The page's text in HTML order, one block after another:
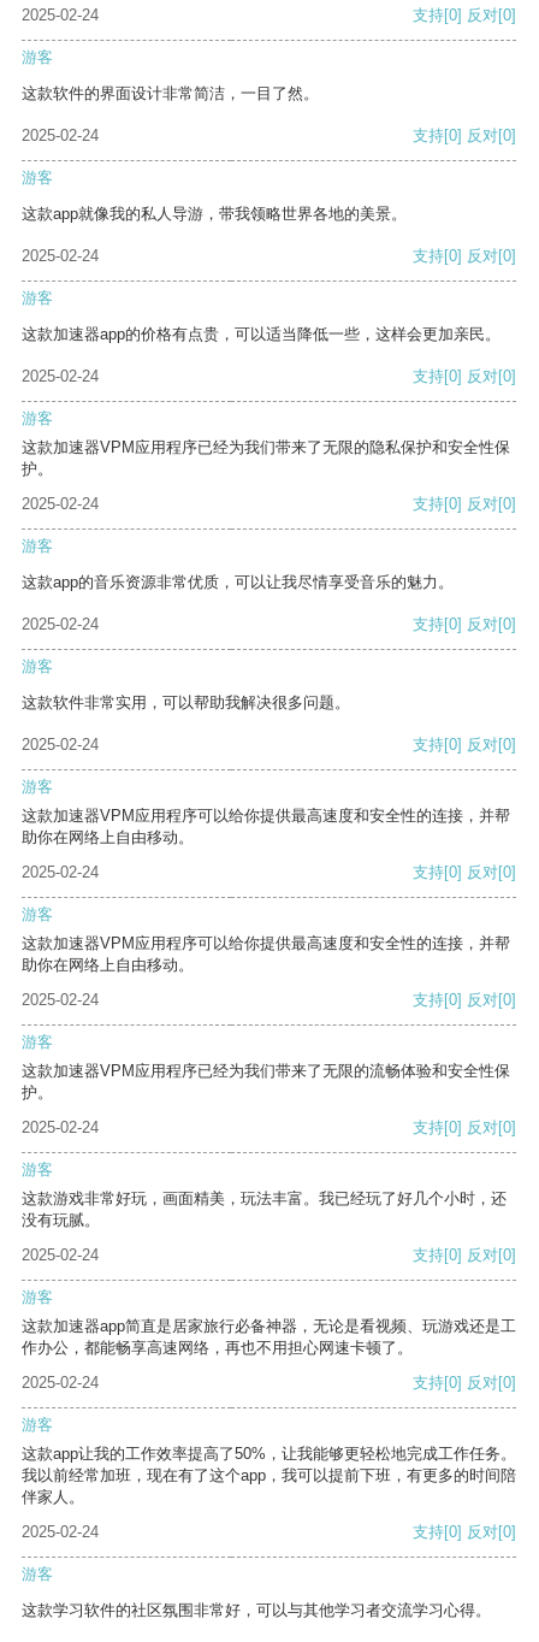
2025-02-24 支持[0] 反对[0]
游客
这款软件的界面设计非常简洁，一目了然。
2025-02-24 支持[0] 反对[0]
游客
这款app就像我的私人导游，带我领略世界各地的美景。
2025-02-24 支持[0] 反对[0]
游客
这款加速器app的价格有点贵，可以适当降低一些，这样会更加亲民。
2025-02-24 支持[0] 反对[0]
游客
这款加速器VPM应用程序已经为我们带来了无限的隐私保护和安全性保
护。
2025-02-24
支持[0] 反对[0]
游客
这款app的音乐资源非常优质，可以让我尽情享受音乐的魅力。
2025-02-24 支持[0] 反对[0]
游客
这款软件非常实用，可以帮助我解决很多问题。
2025-02-24 支持[0] 反对[0]
游客
这款加速器VPM应用程序可以给你提供最高速度和安全性的连接，并帮
助你在网络上自由移动。
2025-02-24
支持[0] 反对[0]
游客
这款加速器VPM应用程序可以给你提供最高速度和安全性的连接，并帮
助你在网络上自由移动。
2025-02-24
支持[0] 反对[0]
游客
这款加速器VPM应用程序已经为我们带来了无限的流畅体验和安全性保
护。
2025-02-24
支持[0] 反对[0]
游客
这款游戏非常好玩，画面精美，玩法丰富。我已经玩了好几个小时，还
没有玩腻。
2025-02-24
支持[0] 反对[0]
游客
这款加速器app简直是居家旅行必备神器，无论是看视频、玩游戏还是工
作办公，都能畅享高速网络，再也不用担心网速卡顿了。
2025-02-24
支持[0] 反对[0]
游客
这款app让我的工作效率提高了50%，让我能够更轻松地完成工作任务。
我以前经常加班，现在有了这个app，我可以提前下班，有更多的时间陪
伴家人。
2025-02-24
支持[0] 反对[0]
游客
这款学习软件的社区氛围非常好，可以与其他学习者交流学习心得。